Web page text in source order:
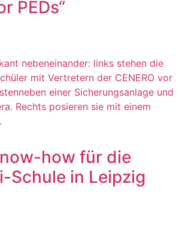
PEDs“
how für die
Schule in Leipzig